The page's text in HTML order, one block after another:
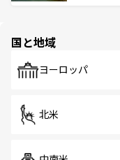
で、ホーカ
国と地域
ヨーロッパ
北米